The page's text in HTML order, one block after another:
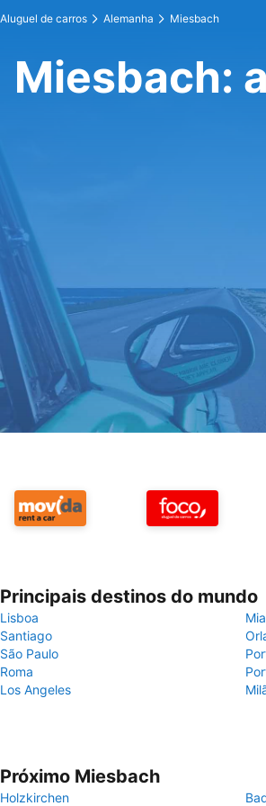
Aluguel de carros Alemanha Miesbach
Miesbach:
Principais destinos do mundo
Lisboa
Santiago
São Paulo
Roma
Los Angeles
Próximo Miesbach
Holzkirchen